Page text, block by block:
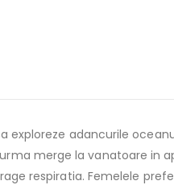
exploreze adancurile
merge la vanatoare in
respiratia. Femelele